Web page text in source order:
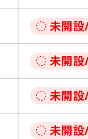
未開
未開
未開
未開